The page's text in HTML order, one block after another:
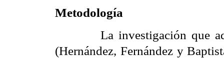
Metodología
La investigación que
(Hernández, Fernández y